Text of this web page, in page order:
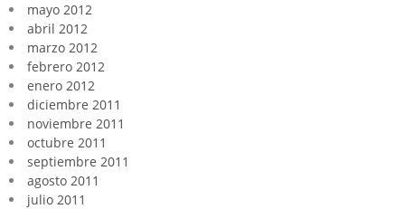
mayo 2012
abril 2012
marzo 2012
febrero 2012
enero 2012
diciembre 2011
noviembre 2011
octubre 2011
septiembre 2011
agosto 2011
julio 2011